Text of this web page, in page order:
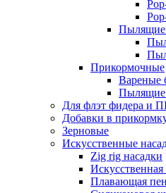
Прикормочные
Вареные
Для флэт фидера и
Добавки в
Зерновые
Искусственные
Zig rig насадки
Искусственная
Плавающая